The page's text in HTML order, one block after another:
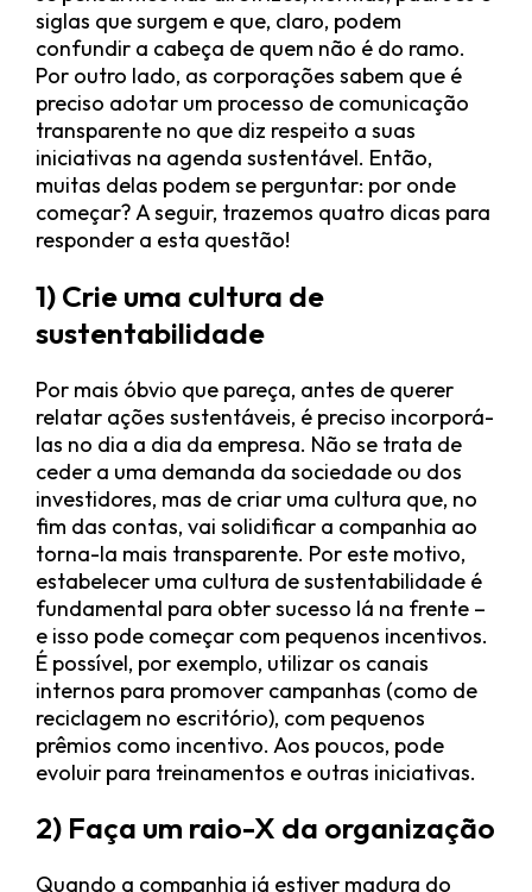
siglas que surgem e que, claro, podem
confundir a cabeça de quem não é do ramo.
Por outro lado, as corporações sabem que é
preciso adotar um processo de comunicação
transparente no que diz respeito a suas
iniciativas na agenda sustentável. Então,
muitas delas podem se perguntar: por onde
começar? A seguir, trazemos quatro dicas para
responder a esta questão!
1) Crie uma cultura de
sustentabilidade
Por mais óbvio que pareça, antes de querer
relatar ações sustentáveis, é preciso incorporá-
las no dia a dia da empresa. Não se trata de
ceder a uma demanda da sociedade ou dos
investidores, mas de criar uma cultura que, no
fim das contas, vai solidificar a companhia ao
torna-la mais transparente. Por este motivo,
estabelecer uma cultura de sustentabilidade é
fundamental para obter sucesso lá na frente –
e isso pode começar com pequenos incentivos.
É possível, por exemplo, utilizar os canais
internos para promover campanhas (como de
reciclagem no escritório), com pequenos
prêmios como incentivo. Aos poucos, pode
evoluir para treinamentos e outras iniciativas.
2) Faça um raio-X da organização
Quando a companhia já estiver madura do